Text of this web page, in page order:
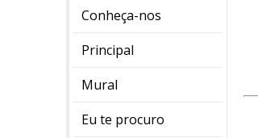
Conheça-nos
Principal
Mural
Eu te procuro